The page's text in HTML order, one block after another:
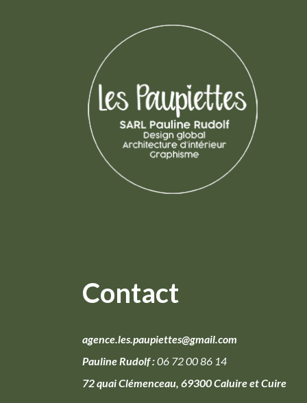
Contact
agence.les.paupiettes@gmail.com
Pauline Rudolf :06 72 00 86 14
72 quai Clémenceau, 69300 Caluire et Cuire